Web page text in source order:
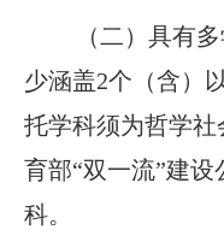
（二）具有
少涵盖2个（含）
托学科须为哲学
育部“双一流”建
科。